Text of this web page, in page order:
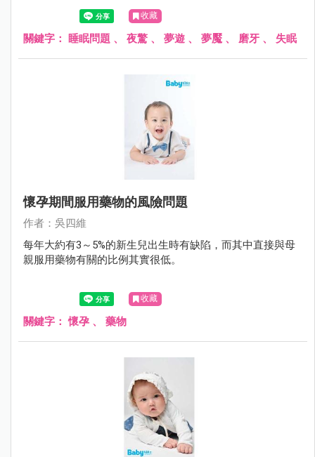
收藏
關鍵字： 睡眠問題 、 夜驚 、 夢遊 、 夢魘 、 磨牙 、 失眠
懷孕期間服用藥物的風險問題
作者：吳四維
每年大約有3～5%的新生兒出生時有缺陷，而其中直接與母
親服用藥物有關的比例其實很低。
收藏
關鍵字：懷孕 、 藥物